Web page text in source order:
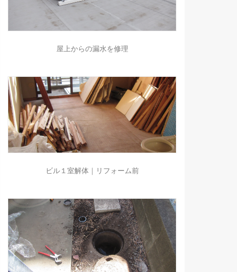
屋上からの漏水を修理
ビル１室解体｜リフォーム前